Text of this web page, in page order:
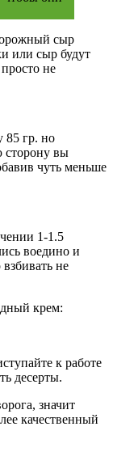
сыр
или сыр будут
не
85 гр. но
сторону вы
чуть меньше
1-1.5
воедино и
не
крем:
к работе
десерты.
значит
качественный